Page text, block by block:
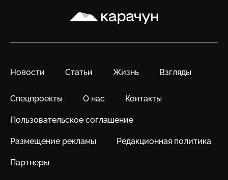
Карачун
Новости Статьи Жизнь Взгляды
Спецпроекты О нас Контакты
Пользовательское соглашение
Размещение рекламы Редакционная политика
Партнеры